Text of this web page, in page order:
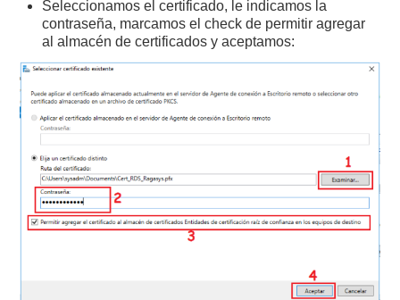
Seleccionamos el certificado, le indicamos la
contraseña, marcamos el check de permitir agregar
al almacén de certificados y aceptamos: